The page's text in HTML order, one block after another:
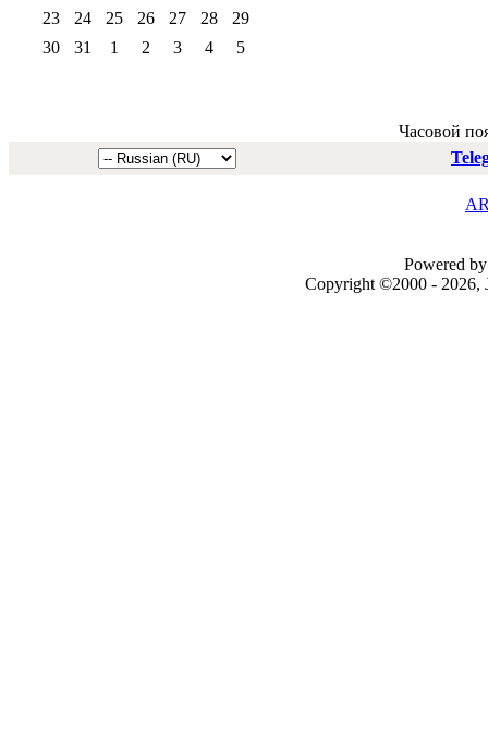
23
24 25 26 27 28
29
30
31 1 2 3 4 5
Часовой
Powered
Copyright ©2000 - 2026,